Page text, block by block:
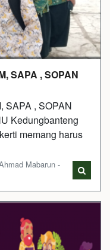
SAPA , SOPAN
SAPA , SOPAN
Kedungbanteng
memang harus
Mabarun -